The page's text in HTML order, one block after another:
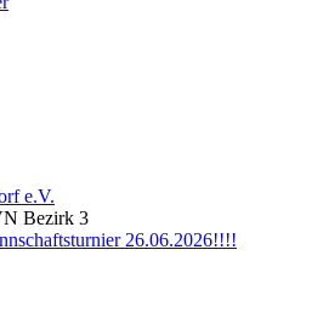
26.06.2026!!!!